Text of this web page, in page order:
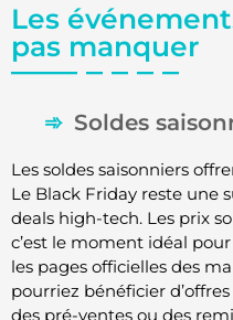
Les
pas manquer
Soldes
Les soldes saisonniers
Le Black Friday reste une
deals high-tech. Les prix
c’est le moment idéal
les pages officielles des
pourriez bénéficier
des pré-ventes ou des